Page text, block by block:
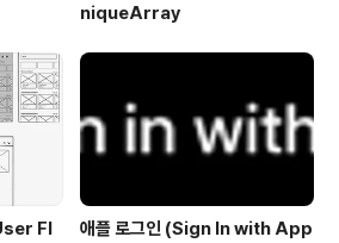
niqueArray
Fl
애플 로그인 (Sign In with App